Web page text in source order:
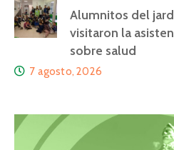
Alumnitos del
visitaron la
sobre salud
7 agosto, 2026